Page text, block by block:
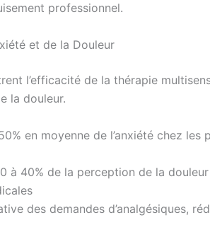
professionnel.
et de la Douleur
l’efficacité de la thérapie
la douleur.
en moyenne de l’anxiété chez les
à 40% de la perception de la
des demandes d’analgésiques,